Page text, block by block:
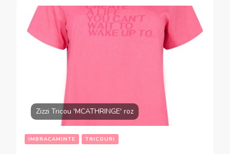
Zizzi Tricou 'MCATHRINGE' roz
IMBRACAMINTE TRICOURI